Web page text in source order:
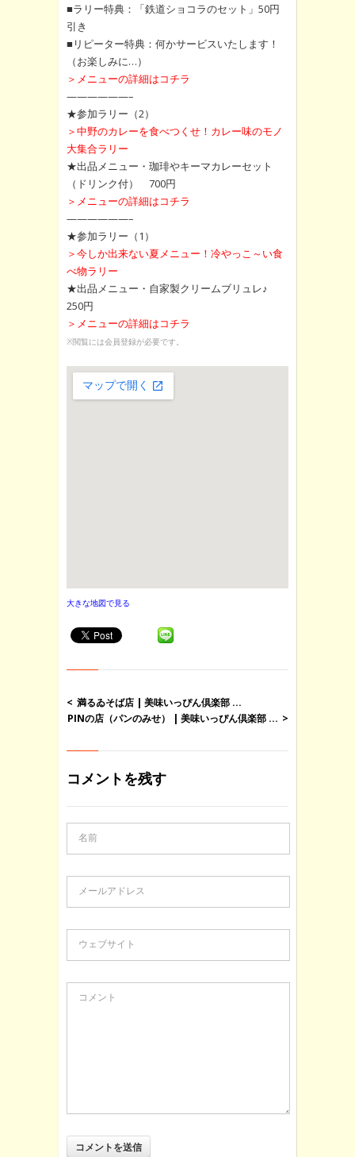
■ラリー特典：「鉄道ショコラのセット」50円
引き
■リピーター特典：何かサービスいたします！
（お楽しみに…）
＞メニューの詳細はコチラ
——————–
★参加ラリー（2）
＞中野のカレーを食べつくせ！カレー味のモノ
大集合ラリー
★出品メニュー・珈琲やキーマカレーセット
（ドリンク付） 700円
＞メニューの詳細はコチラ
——————–
★参加ラリー（1）
＞今しか出来ない夏メニュー！冷やっこ～い食
べ物ラリー
★出品メニュー・自家製クリームブリュレ♪
250円
＞メニューの詳細はコチラ
※閲覧には会員登録が必要です。
大きな地図で見る
満るゐそば店 | 美味いっぴん倶楽部 ...
PINの店（パンのみせ） | 美味いっぴん倶楽部 ...
コメントを残す
名前
メールアドレス
ウェブサイト
コメント